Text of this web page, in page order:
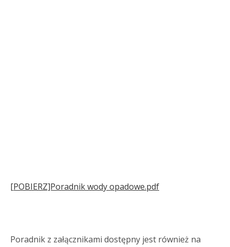
[POBIERZ]Poradnik wody opadowe.pdf
Poradnik z załącznikami dostępny jest również na